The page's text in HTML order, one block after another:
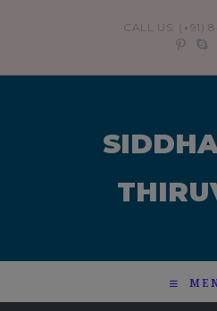
CALL US: (+91)